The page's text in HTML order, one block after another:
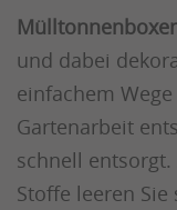
und dabei
einfachem
Gartenarbeit
schnell
Stoffe leeren